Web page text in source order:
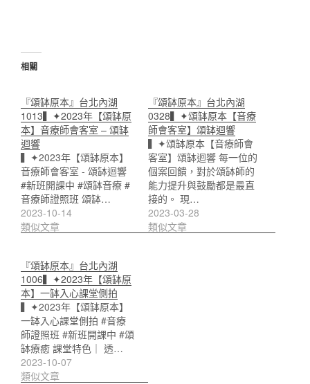
相關
『頌缽原本』台北內湖
1013▍✦2023年【頌缽原
本】音療師會客室 – 頌缽
迴響
▍✦2023年【頌缽原本】
音療師會客室 - 頌缽迴響
#新班開課中 #頌缽音療 #
音療師證照班 頌缽…
2023-10-14
類似文章
『頌缽原本』台北內湖
0328▍✦頌缽原本【音療
師會客室】頌缽迴響
▍✦頌缽原本【音療師會
客室】頌缽迴響 每一位的
個案回饋，對於頌缽師的
能力提升與鼓勵都是最直
接的。 現…
2023-03-28
類似文章
『頌缽原本』台北內湖
1006▍✦2023年【頌缽原
本】一缽入心課堂側拍
▍✦2023年【頌缽原本】
一缽入心課堂側拍 #音療
師證照班 #新班開課中 #頌
缽療癒 課堂特色｜ 透…
2023-10-07
類似文章